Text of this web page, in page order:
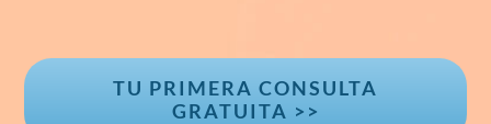
TU PRIMERA CONSULTA
GRATUITA >>